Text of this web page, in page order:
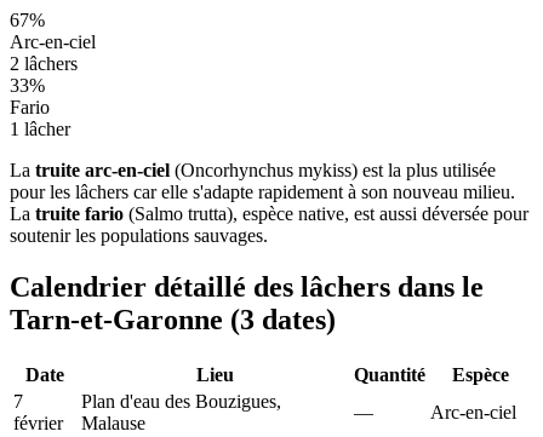
67%
Arc-en-ciel
2 lâchers
33%
Fario
1 lâcher
La truite arc-en-ciel (Oncorhynchus mykiss) est la plus utilisée
pour les lâchers car elle s'adapte rapidement à son nouveau milieu.
La truite fario (Salmo trutta), espèce native, est aussi déversée pour
soutenir les populations sauvages.
Calendrier détaillé des lâchers dans le
Tarn-et-Garonne (3 dates)
Date Lieu Quantité
Espèce
7
février
Plan d'eau des Bouzigues,
Malause
—
Arc-en-ciel